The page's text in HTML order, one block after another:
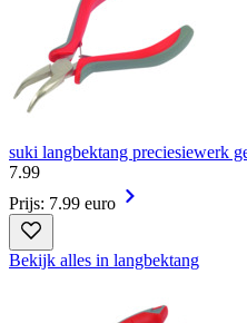
suki langbektang preciesiewerk
7.99
Prijs: 7.99 euro
Bekijk alles in langbektang